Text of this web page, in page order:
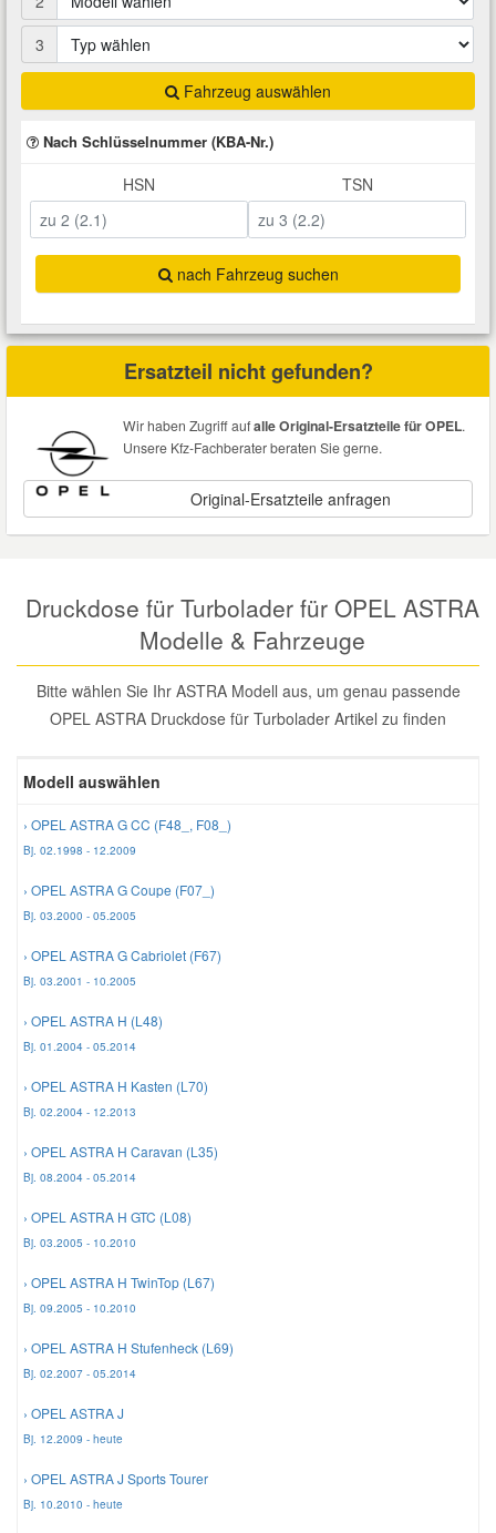
3
Fahrzeug auswählen
Nach Schlüsselnummer (KBA-Nr.)
HSN TSN
nach Fahrzeug suchen
Ersatzteil nicht gefunden?
Wir haben Zugriff aufalle Original-Ersatzteile für OPEL.
Unsere Kfz-Fachberater beraten Sie gerne.
Original-Ersatzteile anfragen
Druckdose für Turbolader für OPEL ASTRA
Modelle & Fahrzeuge
Bitte wählen Sie Ihr ASTRA Modell aus, um genau passende
OPEL ASTRA Druckdose für Turbolader Artikel zu finden
Modell auswählen
› OPEL ASTRA G CC (F48_, F08_)
Bj. 02.1998 - 12.2009
› OPEL ASTRA G Coupe (F07_)
Bj. 03.2000 - 05.2005
› OPEL ASTRA G Cabriolet (F67)
Bj. 03.2001 - 10.2005
› OPEL ASTRA H (L48)
Bj. 01.2004 - 05.2014
› OPEL ASTRA H Kasten (L70)
Bj. 02.2004 - 12.2013
› OPEL ASTRA H Caravan (L35)
Bj. 08.2004 - 05.2014
› OPEL ASTRA H GTC (L08)
Bj. 03.2005 - 10.2010
› OPEL ASTRA H TwinTop (L67)
Bj. 09.2005 - 10.2010
› OPEL ASTRA H Stufenheck (L69)
Bj. 02.2007 - 05.2014
› OPEL ASTRA J
Bj. 12.2009 - heute
› OPEL ASTRA J Sports Tourer
Bj. 10.2010 - heute
Heizung und Klimaanlage
Kraftstoffsystem
Kühlung
Lenkung
Innenausstattung
Karosserieteile
Räder und Reifen
Riementrieb
Zündanlage und Glühanlage
Montage
Rostlöser
Scheibenkleber
Schmiermittel
Total Motoröle
Druckluft Werkzeuge
Fahrwerk Werkzeuge
Halterung Abgasstrang
Handwerkzeuge
Kfz Spezialwerkzeuge
Leitungsverbinder
Motortechnik Werkzeuge
Prüf- und Messwerkzeuge
Reparatur-Zubehör
Glühlampen
Kofferraumwanne
Ladetechnik für Elektroautos
Marderschutz
Nachrüstwischer
Pannenhilfe
Reifen Zubehör
Schlüsselgehäuse
Winter-Autozubehör
VW Ersatzteile
Abarth Ersatzteile
Alfa Romeo Ersatzteile
Audi Ersatzteile
BMW Ersatzteile
Chevrolet Ersatzteile
Cupra Ersatzteile
Daewoo Ersatzteile
Daihatsu Ersatzteile
Dodge Ersatzteile
Honda Ersatzteile
Hyundai Ersatzteile
Jeep Ersatzteile
Kia Ersatzteile
Lancia Ersatzteile
Mazda Ersatzteile
Mercedes Ersatzteile
Mitsubishi Ersatzteile
Nissan Ersatzteile
Porsche Ersatzteile
Seat Ersatzteile
Skoda Ersatzteile